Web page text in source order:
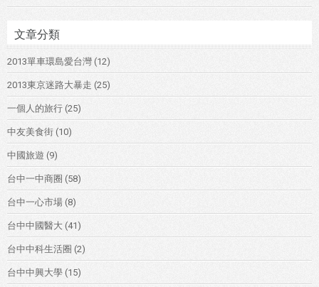
文章分類
2013單車環島愛台灣 (12)
2013東京迷路大暴走 (25)
一個人的旅行 (25)
中友美食街 (10)
中國旅遊 (9)
台中一中商圈 (58)
台中一心市場 (8)
台中中國醫大 (41)
台中中科生活圈 (2)
台中中興大學 (15)